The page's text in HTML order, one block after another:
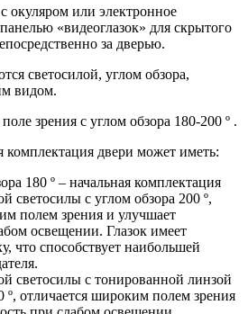
окуляром или электронное
«видеоглазок» для скрытого
за дверью.
светосилой, углом обзора,
видом.
зрения с углом обзора 180-200 º .
двери может иметь:
180 º – начальная комплектация
светосилы с углом обзора 200 º,
полем зрения и улучшает
освещении. Глазок имеет
что способствует наибольшей
светосилы с тонированной линзой
º, отличается широким полем зрения